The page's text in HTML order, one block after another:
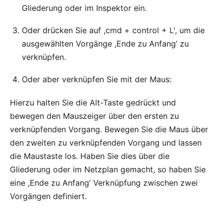
Gliederung oder im Inspektor ein.
Oder drücken Sie auf ,cmd + control + L', um die
ausgewählten Vorgänge ,Ende zu Anfang’ zu
verknüpfen.
Oder aber verknüpfen Sie mit der Maus:
Hierzu halten Sie die Alt-Taste gedrückt und
bewegen den Mauszeiger über den ersten zu
verknüpfenden Vorgang. Bewegen Sie die Maus über
den zweiten zu verknüpfenden Vorgang und lassen
die Maustaste los. Haben Sie dies über die
Gliederung oder im Netzplan gemacht, so haben Sie
eine ,Ende zu Anfang’ Verknüpfung zwischen zwei
Vorgängen definiert.